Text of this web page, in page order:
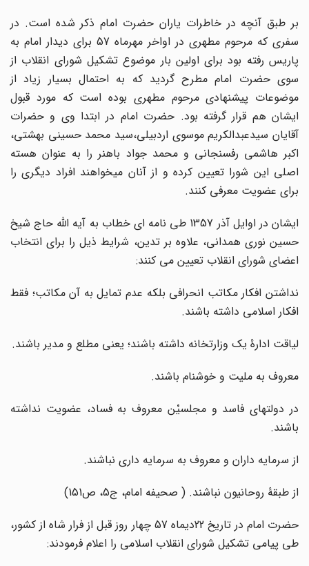
بر طبق آنچه در خاطرات یاران حضرت امام ذکر شده است. در
سفری که مرحوم مطهری در اواخر مهرماه 57 برای دیدار امام به
پاریس رفته بود برای اولین بار موضوع تشکیل شورای انقلاب از
سوی حضرت امام مطرح گردید که به احتمال بسیار زیاد از
موضوعات پیشنهادی مرحوم مطهری بوده است که مورد قبول
ایشان هم قرار گرفته بود. حضرت امام در ابتدا وی و حضرات
آقایان سیدعبدالکریم موسوی اردبیلی،سید محمد حسینی بهشتی،
اکبر هاشمی رفسنجانی و محمد جواد باهنر را به عنوان هسته
اصلی این شورا تعیین کرده و از آنان میخواهند افراد دیگری را
برای عضویت معرفی کنند.
ایشان در اوایل آذر 1357 طی نامه ای خطاب به آیه الله حاج شیخ
حسین نوری همدانی، علاوه بر تدین، شرایط ذیل را برای انتخاب
اعضای شورای انقلاب تعیین می کنند:
نداشتن افکار مکاتب انحرافی بلکه عدم تمایل به آن مکاتب؛ فقط
افکار اسلامی‌‎ ‎‌داشته باشند.‌
لیاقت ادارۀ یک وزارتخانه داشته باشند؛ یعنی مطلع و مدیر باشند.‌
معروف به ملیت و خوشنام باشند.
‌در دولتهای فاسد و مجلسیْن معروف به فساد، عضویت نداشته
باشند.‌
از سرمایه داران و معروف به سرمایه داری نباشند.‌
از طبقۀ روحانیون نباشند. ( صحیفه امام، ج5، ص151)
حضرت امام در تاریخ 22دیماه 57 چهار روز قبل از فرار شاه از کشور،
طی پیامی تشکیل شورای انقلاب اسلامی را اعلام فرمودند: